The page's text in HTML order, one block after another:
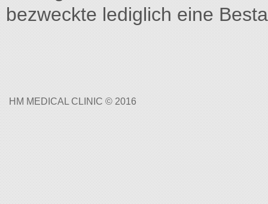
bezweckte lediglich eine
HM MEDICAL CLINIC © 2016